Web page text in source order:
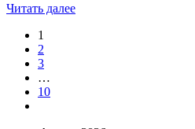
Читать далее
1
2
3
…
10